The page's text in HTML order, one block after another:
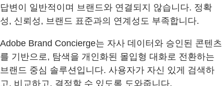
답변이 일반적이며 브랜드와 연결되지 않습니다. 정확
성, 신뢰성, 브랜드 표준과의 연계성도 부족합니다.
Adobe Brand Concierge는 자사 데이터와 승인된 콘텐츠
를 기반으로, 탐색을 개인화된 몰입형 대화로 전환하는
브랜드 중심 솔루션입니다. 사용자가 자신 있게 검색하
고, 비교하고, 결정할 수 있도록 도와줍니다.